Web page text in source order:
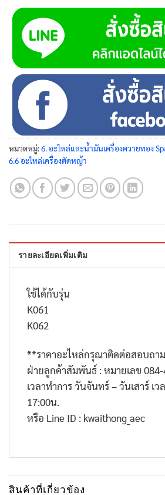
หมวดหมู่:6. อะไหล่และน้ำมันเครื่องควายทอง
6.6 อะไหล่เครื่องตัดหญ้า
รายละเอียดเพิ่มเติม
ใช้ได้กับรุ่น
K061
K062
**ราคาอะไหล่กรุณาติดต่อสอบถา
ฝ่ายลูกค้าสัมพันธ์ : หมายเลข
เวลาทำการ วันจันทร์ – วันเสาร์ เว
17:00น.
หรือ Line ID : kwaithong_aec
สินค้าที่เกี่ยวข้อง